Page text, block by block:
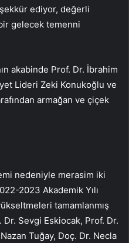
ediyor, değerli
gelecek temenni
akabinde Prof. Dr. İbrahim
Lideri Zeki Konukoğlu ve
armağan ve çiçek
nedeniyle merasim iki
2023 Akademik Yılı
tamamlanmış
Sevgi Eskiocak, Prof. Dr.
Tuğay, Doç. Dr. Necla